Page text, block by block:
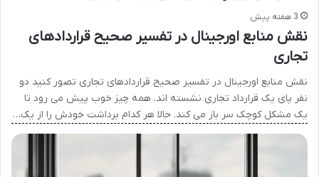
3 هفته پیش
نقش منابع اورجینال در تفسیر صحیح قراردادهای
تجاری
نقش منابع اورجینال در تفسیر صحیح قراردادهای تجاری تصور کنید دو
نفر پای یک قرارداد تجاری نشسته اند. همه چیز خوب پیش می رود تا
یک مشکل کوچک سر باز می کند. حالا هر کدام برداشت خودش را از یک…